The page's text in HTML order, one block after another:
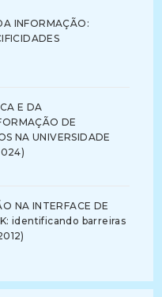
INFORMAÇÃO:
E DA
DE
NA UNIVERSIDADE
NA INTERFACE DE
identificando barreiras